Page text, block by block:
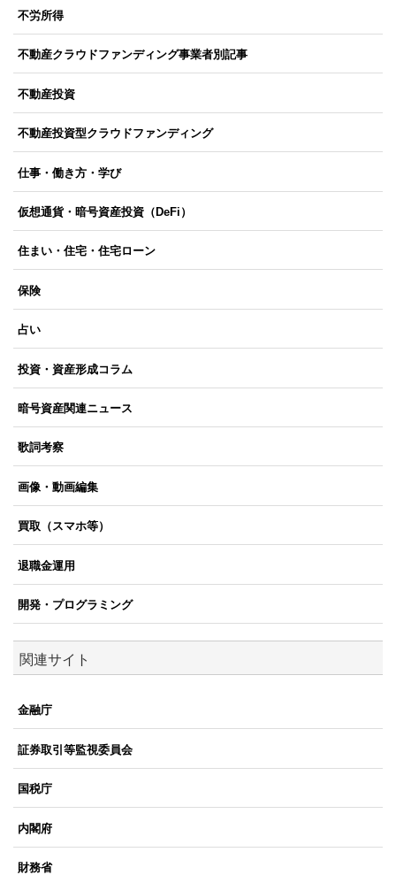
不労所得
不動産クラウドファンディング事業者別記事
不動産投資
不動産投資型クラウドファンディング
仕事・働き方・学び
仮想通貨・暗号資産投資（DeFi）
住まい・住宅・住宅ローン
保険
占い
投資・資産形成コラム
暗号資産関連ニュース
歌詞考察
画像・動画編集
買取（スマホ等）
退職金運用
開発・プログラミング
関連サイト
金融庁
証券取引等監視委員会
国税庁
内閣府
財務省